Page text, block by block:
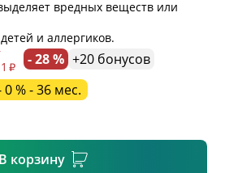
вредных веществ или
и аллергиков.
- 28 % +20 бонусов
0 % - 36 мес.
В корзину
поле